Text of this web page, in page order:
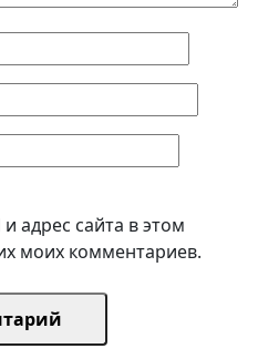
адрес сайта в этом
моих комментариев.